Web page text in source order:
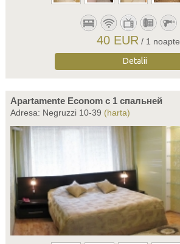
40 EUR / 1 noapte
Detalii
Apartamente Econom c 1 спальней
Adresa: Negruzzi 10-39 (harta)